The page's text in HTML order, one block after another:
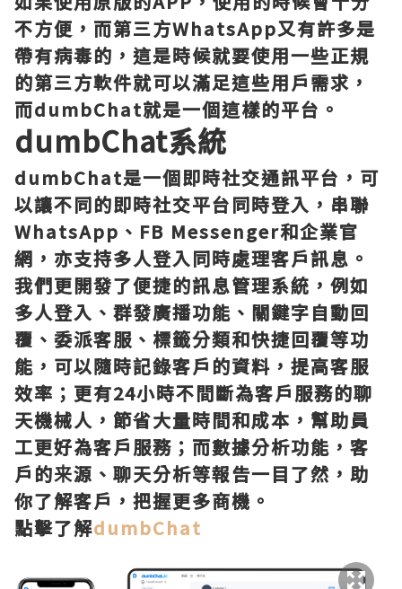
不方便，而第三方WhatsApp又有許多是
帶有病毒的，這是時候就要使用一些正規
的第三方軟件就可以滿足這些用戶需求，
而dumbChat就是一個這樣的平台。
dumbChat系統
dumbChat是一個即時社交通訊平台，可
以讓不同的即時社交平台同時登入，串聯
WhatsApp、FB Messenger和企業官
網，亦支持多人登入同時處理客戶訊息。
我們更開發了便捷的訊息管理系統，例如
多人登入、群發廣播功能、關鍵字自動回
覆、委派客服、標籤分類和快捷回覆等功
能，可以隨時記錄客戶的資料，提高客服
效率；更有24小時不間斷為客戶服務的聊
天機械人，節省大量時間和成本，幫助員
工更好為客戶服務；而數據分析功能，客
戶的来源、聊天分析等報告一目了然，助
你了解客戶，把握更多商機。
點擊了解dumbChat